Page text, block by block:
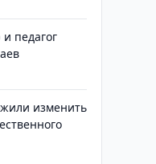
педагог
изменить